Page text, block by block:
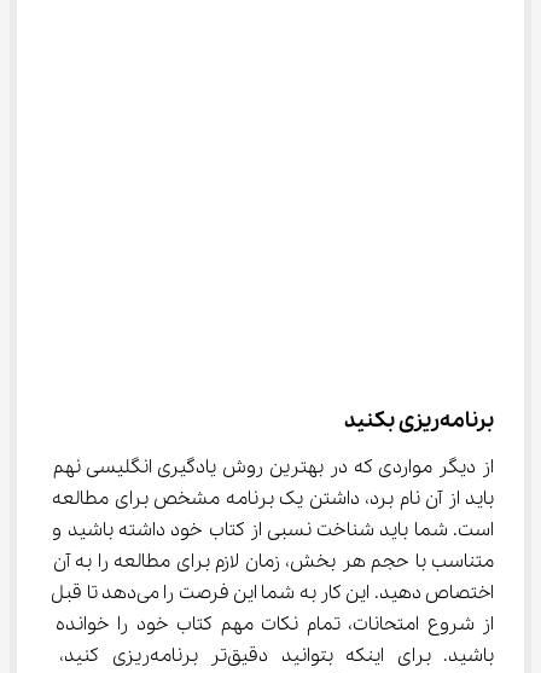
برنامه‌ریزی بکنید
از دیگر مواردی که در بهترین روش یادگیری انگلیسی نهم
باید از آن نام برد، داشتن یک برنامه مشخص برای مطالعه
است. شما باید شناخت نسبی از کتاب خود داشته باشید و
متناسب با حجم هر بخش، زمان لازم برای مطالعه را به آن
اختصاص دهید. این کار به شما این فرصت را می‌دهد تا قبل
از شروع امتحانات، تمام نکات مهم کتاب خود را خوانده
باشید. برای اینکه بتوانید ‌دقیق‌تر برنامه‌ریزی کنید،